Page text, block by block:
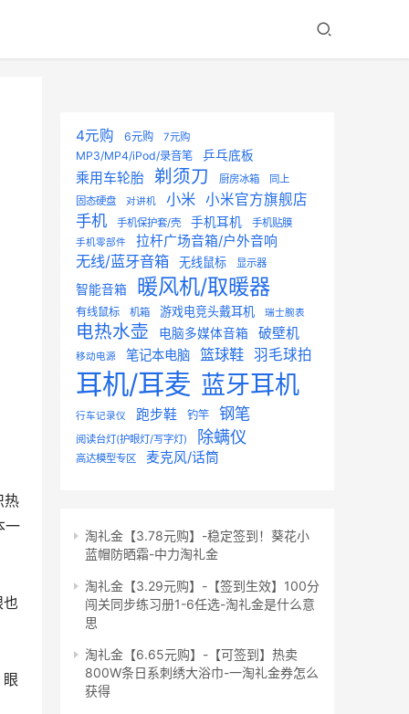
一
4元购 6元购 7元购
MP3/MP4/iPod/录音笔 乒乓底板
乘用车轮胎 剃须刀 厨房冰箱
同上
固态硬盘
对讲机 小米 小米官方旗舰店
手机 手机保护套/壳 手机耳机 手机贴膜
手机零部件 拉杆广场音箱/户外音响
无线/蓝牙音箱 无线鼠标 显示器
智能音箱 暖风机/取暖器
有线鼠标 机箱 游戏电竞头戴耳机 瑞士腕表
电热水壶 电脑多媒体音箱 破壁机
移动电源 笔记本电脑 篮球鞋 羽毛球拍
耳机/耳麦 蓝牙耳机
行车记录仪 跑步鞋 钓竿 钢笔
阅读台灯(护眼灯/写字灯) 除螨仪
高达模型专区 麦克风/话筒
淘礼金【3.78元购】-稳定签到！葵花小
蓝帽防晒霜-中力淘礼金
淘礼金【3.29元购】-【签到生效】100分
闯关同步练习册1-6任选-淘礼金是什么意
思
淘礼金【6.65元购】-【可签到】热卖
800W条日系刺绣大浴巾-一淘礼金券怎么
获得